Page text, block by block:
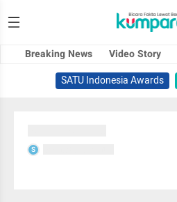
Breaking News Video Story
SATU Indonesia Awards
S